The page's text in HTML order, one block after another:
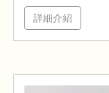
詳細介紹